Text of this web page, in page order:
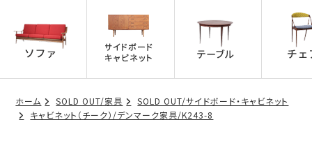
ホーム SOLD OUT/家具
SOLD OUT/サイドボード・キャビネット
キャビネット（チーク）/デンマーク家具/K243-8